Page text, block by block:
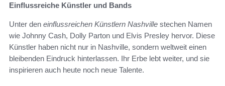
Einflussreiche Künstler und Bands
Unter den einflussreichen Künstlern Nashville stechen Namen
wie Johnny Cash, Dolly Parton und Elvis Presley hervor. Diese
Künstler haben nicht nur in Nashville, sondern weltweit einen
bleibenden Eindruck hinterlassen. Ihr Erbe lebt weiter, und sie
inspirieren auch heute noch neue Talente.